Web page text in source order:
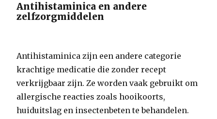
Antihistaminica en andere
zelfzorgmiddelen
Antihistaminica zijn een andere categorie
krachtige medicatie die zonder recept
verkrijgbaar zijn. Ze worden vaak gebruikt om
allergische reacties zoals hooikoorts,
huiduitslag en insectenbeten te behandelen.